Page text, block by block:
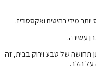
מידי רהיטים ואקססוריז.
עשירה.
תחושה של טבע וירוק בבית, זה
על הלב.